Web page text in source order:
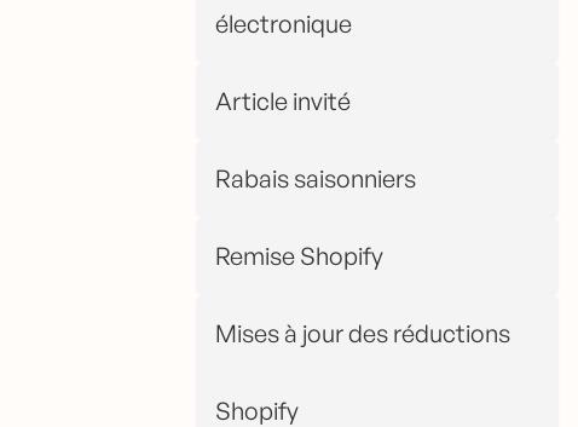
électronique
Article invité
Rabais saisonniers
Remise Shopify
Mises à jour des réductions
Shopify